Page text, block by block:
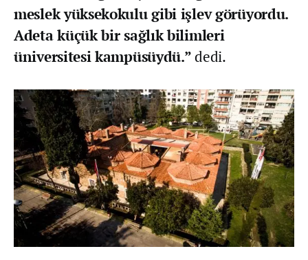
meslek yüksekokulu gibi işlev görüyordu.
Adeta küçük bir sağlık bilimleri
üniversitesi kampüsüydü.”dedi.